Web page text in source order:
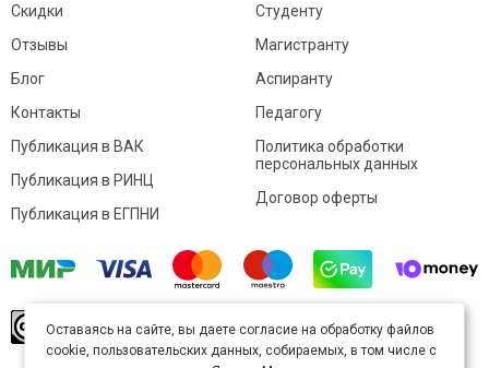
Скидки
Отзывы
Блог
Контакты
Студенту
Магистранту
Аспиранту
Педагогу
Публикация в ВАК
Публикация в РИНЦ
Публикация в ЕГПНИ
Политика обработки
персональных данных
Договор оферты
произведение доступно полицензии Creative
Commons «Attribution» («Атрибуция») 4.0
Оставаясь на сайте, вы даете согласие на обработку файлов
cookie, пользовательских данных, собираемых, в том числе с